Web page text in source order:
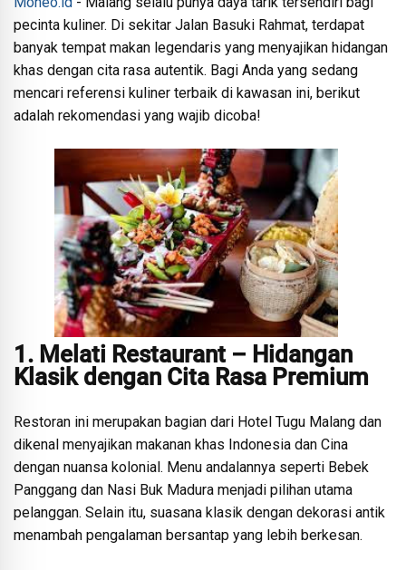
pecinta kuliner. Di sekitar Jalan Basuki Rahmat, terdapat
banyak tempat makan legendaris yang menyajikan hidangan
khas dengan cita rasa autentik. Bagi Anda yang sedang
mencari referensi kuliner terbaik di kawasan ini, berikut
adalah rekomendasi yang wajib dicoba!
1. Melati Restaurant – Hidangan
Klasik dengan Cita Rasa Premium
Restoran ini merupakan bagian dari Hotel Tugu Malang dan
dikenal menyajikan makanan khas Indonesia dan Cina
dengan nuansa kolonial. Menu andalannya seperti Bebek
Panggang dan Nasi Buk Madura menjadi pilihan utama
pelanggan. Selain itu, suasana klasik dengan dekorasi antik
menambah pengalaman bersantap yang lebih berkesan.